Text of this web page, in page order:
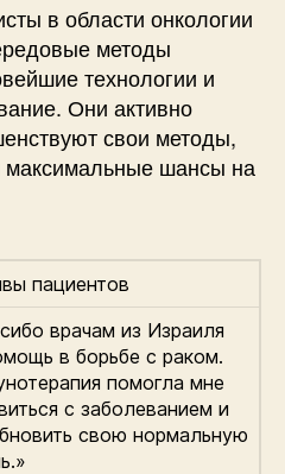
в области онкологии
методы
технологии и
Они активно
свои методы,
максимальные шансы на
пациентов
врачам из Израиля
в борьбе с раком.
помогла мне
с заболеванием и
свою нормальную